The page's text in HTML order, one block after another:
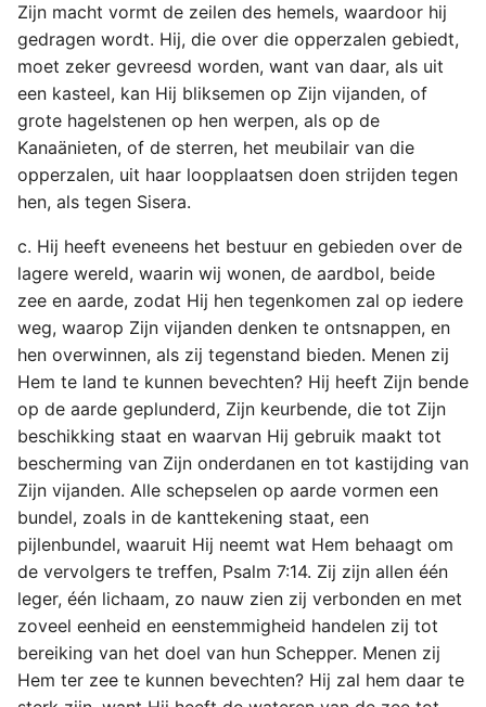
Zijn macht vormt de zeilen des hemels, waardoor hij
gedragen wordt. Hij, die over die opperzalen gebiedt,
moet zeker gevreesd worden, want van daar, als uit
een kasteel, kan Hij bliksemen op Zijn vijanden, of
grote hagelstenen op hen werpen, als op de
Kanaänieten, of de sterren, het meubilair van die
opperzalen, uit haar loopplaatsen doen strijden tegen
hen, als tegen Sisera.
c. Hij heeft eveneens het bestuur en gebieden over de
lagere wereld, waarin wij wonen, de aardbol, beide
zee en aarde, zodat Hij hen tegenkomen zal op iedere
weg, waarop Zijn vijanden denken te ontsnappen, en
hen overwinnen, als zij tegenstand bieden. Menen zij
Hem te land te kunnen bevechten? Hij heeft Zijn bende
op de aarde geplunderd, Zijn keurbende, die tot Zijn
beschikking staat en waarvan Hij gebruik maakt tot
bescherming van Zijn onderdanen en tot kastijding van
Zijn vijanden. Alle schepselen op aarde vormen een
bundel, zoals in de kanttekening staat, een
pijlenbundel, waaruit Hij neemt wat Hem behaagt om
de vervolgers te treffen, Psalm 7:14. Zij zijn allen één
leger, één lichaam, zo nauw zien zij verbonden en met
zoveel eenheid en eenstemmigheid handelen zij tot
bereiking van het doel van hun Schepper. Menen zij
Hem ter zee te kunnen bevechten? Hij zal hem daar te